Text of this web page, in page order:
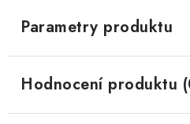
Parametry produktu
Hodnocení produktu